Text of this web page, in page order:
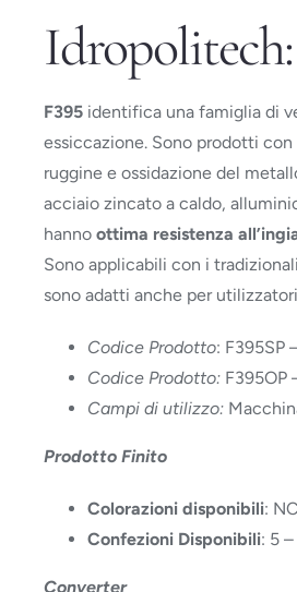
F395identifica una famiglia di
essiccazione. Sono prodotti
ruggine e ossidazione del
acciaio zincato a caldo,
hanno ottima resistenza
Sono applicabili con i
sono adatti anche per
Codice Prodotto: F395SP
Codice Prodotto:F395OP
Campi di utilizzo:
Prodotto Finito
Colorazioni disponibili:
Confezioni Disponibili: 5
Converter